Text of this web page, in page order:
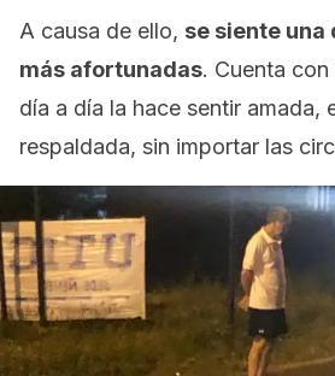
A causa de ello, se siente una
más afortunadas. Cuenta
día a día la hace sentir amada,
respaldada, sin importar las